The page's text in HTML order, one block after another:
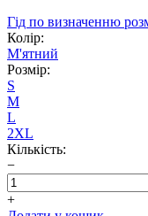
Гід по визначенню
Колір:
М'ятний
Розмір:
S
M
L
2XL
Кількість:
−
+